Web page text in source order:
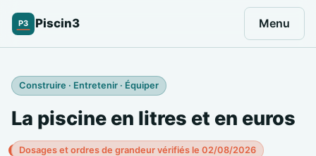
P3 Piscin3 Menu
Construire · Entretenir · Équiper
La piscine en litres et en euros
Dosages et ordres de grandeur vérifiés le 02/08/2026